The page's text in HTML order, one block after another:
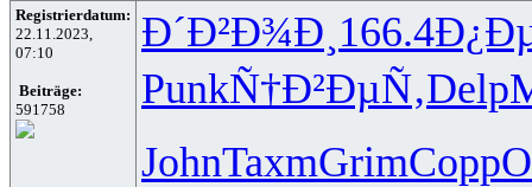
Registrierdatum:
22.11.2023,
07:10
Beiträge:
591758
Ð´Ð²Ð¾Ð¸ 166.4
PunkÑ†Ð²ÐµÑ‚Delp
JohnTaxmGrimCopp